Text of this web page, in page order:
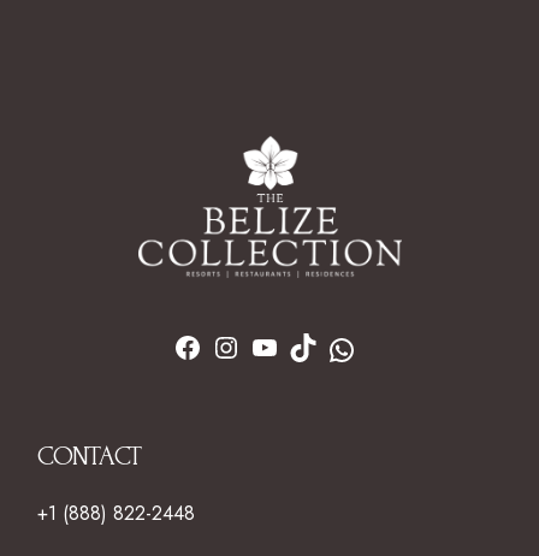
CONTACT
+1 (888) 822-2448